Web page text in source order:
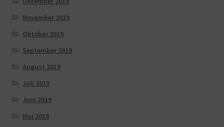
November 2019
Oktober 2019
September 2019
August 2019
Juli 2019
Juni 2019
Mai 2019